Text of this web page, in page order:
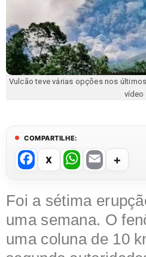
Vulcão teve várias opções nos
vídeo
COMPARTILHE:
F
a
c
e
b
W
h
at
s
A
E
ail
Foi a sétima
uma semana. O
uma coluna de 10